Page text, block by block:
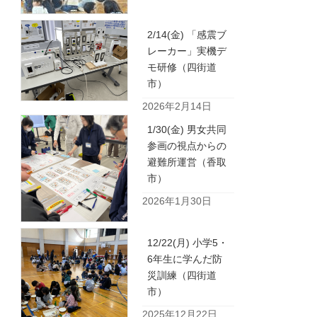
2/14(金) 「感震ブ
レーカー」実機デ
モ研修（四街道
市）
2026年2月14日
1/30(金) 男女共同
参画の視点からの
避難所運営（香取
市）
2026年1月30日
12/22(月) 小学5・
6年生に学んだ防
災訓練（四街道
市）
2025年12月22日